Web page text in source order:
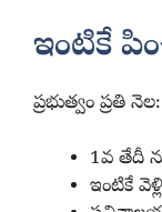
ఇంటికే
ప్రభుత్వం ప్రతి నెల:
1వ తేదీ
ఇంటికే వెళ్లి